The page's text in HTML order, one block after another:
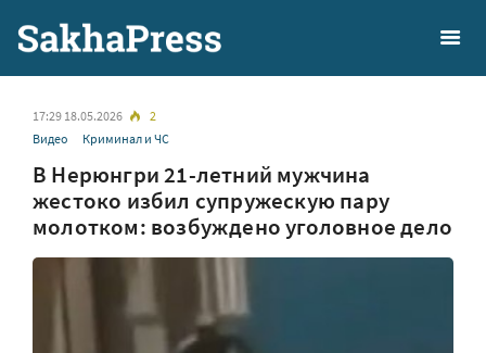
17:29 18.05.2026
2
Видео
Криминал и ЧС
В Нерюнгри 21-летний мужчина
жестоко избил супружескую пару
молотком: возбуждено уголовное дело